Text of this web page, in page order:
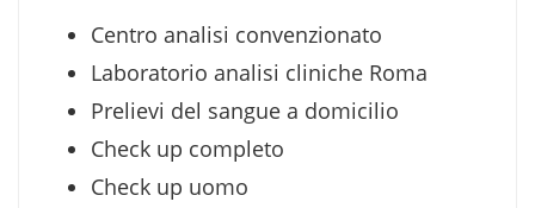
Centro analisi convenzionato
Laboratorio analisi cliniche Roma
Prelievi del sangue a domicilio
Check up completo
Check up uomo